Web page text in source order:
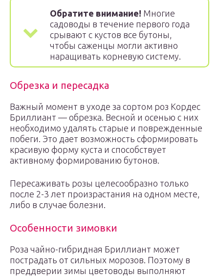
Обратите внимание! Многие
садоводы в течение первого года
срывают с кустов все бутоны,
чтобы саженцы могли активно
наращивать корневую систему.
Обрезка и пересадка
Важный момент в уходе за сортом роз Кордес
Бриллиант — обрезка. Весной и осенью с них
необходимо удалять старые и поврежденные
побеги. Это дает возможность сформировать
красивую форму куста и способствует
активному формированию бутонов.
Пересаживать розы целесообразно только
после 2-3 лет произрастания на одном месте,
либо в случае болезни.
Особенности зимовки
Роза чайно-гибридная Бриллиант может
пострадать от сильных морозов. Поэтому в
преддверии зимы цветоводы выполняют